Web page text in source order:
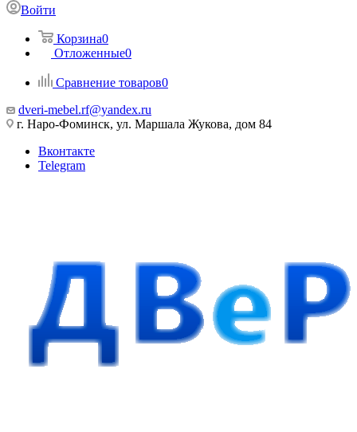
Войти
Корзина0
Отложенные0
Сравнение товаров0
dveri-mebel.rf@yandex.ru
г. Наро-Фоминск, ул. Маршала Жукова, дом 84
Вконтакте
Telegram